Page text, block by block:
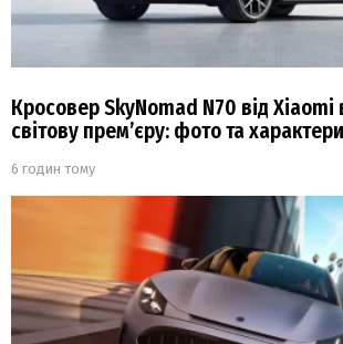
Кросовер SkyNomad N70 від Xiaomi
світову прем’єру: фото та
6 годин тому